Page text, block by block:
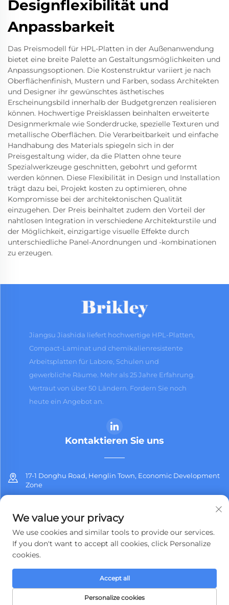
Designflexibilität und
Anpassbarkeit
Das Preismodell für HPL-Platten in der Außenanwendung
bietet eine breite Palette an Gestaltungsmöglichkeiten und
Anpassungsoptionen. Die Kostenstruktur variiert je nach
Oberflächenfinish, Mustern und Farben, sodass Architekten
und Designer ihr gewünschtes ästhetisches
Erscheinungsbild innerhalb der Budgetgrenzen realisieren
können. Hochwertige Preisklassen beinhalten erweiterte
Designmerkmale wie Sonderdrucke, spezielle Texturen und
metallische Oberflächen. Die Verarbeitbarkeit und einfache
Handhabung des Materials spiegeln sich in der
Preisgestaltung wider, da die Platten ohne teure
Spezialwerkzeuge geschnitten, gebohrt und geformt
werden können. Diese Flexibilität in Design und Installation
trägt dazu bei, Projekt kosten zu optimieren, ohne
Kompromisse bei der architektonischen Qualität
einzugehen. Der Preis beinhaltet zudem den Vorteil der
nahtlosen Integration in verschiedene Architekturstile und
der Möglichkeit, einzigartige visuelle Effekte durch
unterschiedliche Panel-Anordnungen und -kombinationen
zu erzeugen.
Jiangsu Jiashida liefert hochwertige HPL-Platten,
Compact-Laminat und chemikalienresistente
Arbeitsplatten für Labore, Schulen und
gewerbliche Räume. Mehr als 25 Jahre Erfahrung.
Vertraut von über 50 Ländern. Fordern Sie noch
heute ein Angebot an.
Kontaktieren Sie uns
17-1 Donghu Road, Henglin Town, Economic Development
Zone
[email protected]
Copyright © 2025 Jiangsu Jiashida Decorative Materials Co.,Ltd. Alle
Rechte vorbehalten. Datenschutzrichtlinie
We value your privacy
We use cookies and similar tools to provide our services.
If you don't want to accept all cookies, click Personalize
cookies.
Personalize cookies
Accept all